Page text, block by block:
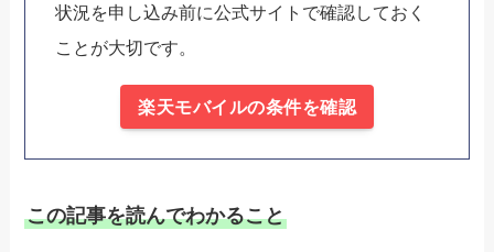
状況を申し込み前に公式サイトで確認しておく
ことが大切です。
楽天モバイルの条件を確認
この記事を読んでわかること